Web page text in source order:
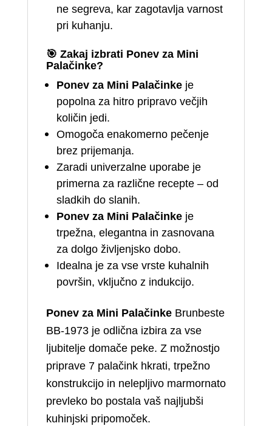
ne segreva, kar zagotavlja varnost
pri kuhanju.
🎯 Zakaj izbrati Ponev za Mini
Palačinke?
Ponev za Mini Palačinkeje
popolna za hitro pripravo večjih
količin jedi.
Omogoča enakomerno pečenje
brez prijemanja.
Zaradi univerzalne uporabe je
primerna za različne recepte – od
sladkih do slanih.
Ponev za Mini Palačinkeje
trpežna, elegantna in zasnovana
za dolgo življenjsko dobo.
Idealna je za vse vrste kuhalnih
površin, vključno z indukcijo.
Ponev za Mini PalačinkeBrunbeste
BB-1973 je odlična izbira za vse
ljubitelje domače peke. Z možnostjo
priprave 7 palačink hkrati, trpežno
konstrukcijo in nelepljivo marmornato
prevleko bo postala vaš najljubši
kuhinjski pripomoček.